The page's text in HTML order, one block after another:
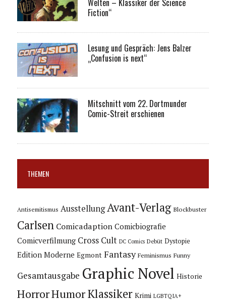
Welten – Klassiker der Science
Fiction“
Lesung und Gespräch: Jens Balzer
„Confusion is next“
Mitschnitt vom 22. Dortmunder
Comic-Streit erschienen
THEMEN
Antisemitismus Ausstellung Avant-Verlag Blockbuster
Carlsen Comicadaption Comicbiografie
Comicverfilmung Cross Cult DC Comics Debüt Dystopie
Edition Moderne Egmont Fantasy Feminismus Funny
Gesamtausgabe Graphic Novel Historie
HorrorHumorKlassiker Krimi LGBTQIA+